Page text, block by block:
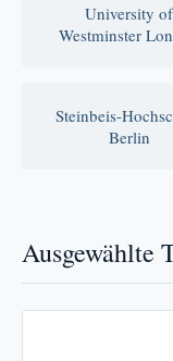
University of
Westminster
Steinbeis-
Berlin
Ausgewählte